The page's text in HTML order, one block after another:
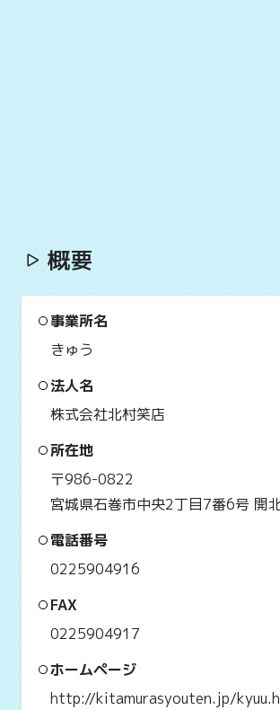
概要
事業所名
きゅう
法人名
株式会社北村笑店
所在地
〒986-0822
宮城県石巻市中央2丁目7番6号 開
電話番号
0225904916
FAX
0225904917
ホームページ
http://kitamurasyouten.jp/